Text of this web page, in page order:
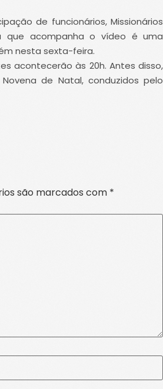
de funcionários, Missionários
que acompanha o vídeo é uma
nesta sexta-feira.
acontecerão às 20h. Antes disso,
de Natal, conduzidos pelo
são marcados com *